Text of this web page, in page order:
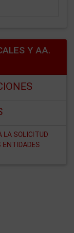
Y AA.
LA SOLICITUD
ENTIDADES